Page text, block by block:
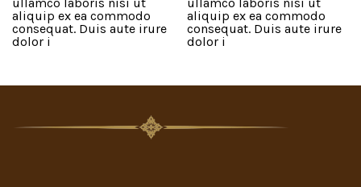
aliquip ex ea commodo
consequat. Duis aute irure
dolor i
aliquip ex ea commodo
consequat. Duis aute irure
dolor i